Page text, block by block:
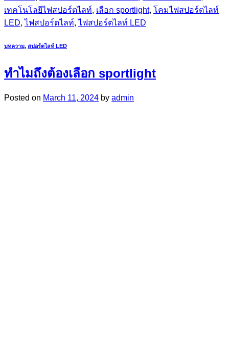
เทคโนโลยีไฟสปอร์ตไลท์, เลือก sportlight, โคมไฟสปอร์ตไลท์
LED,ไฟสปอร์ตไลท์,ไฟสปอร์ตไลท์ LED
บทความ, สปอร์ตไลท์ LED
ทำไมถึงต้องเลือก sportlight
Posted on March 11, 2024 by admin